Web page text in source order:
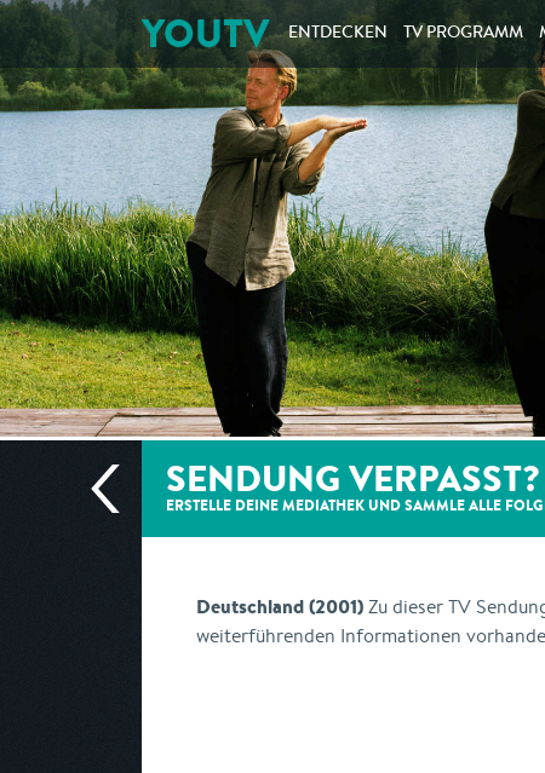
YOUTV ENTDECKEN TV PROGRAMM
SENDUNG VERPASST?
ERSTELLE DEINE MEDIATHEK UND SAMMLE ALLE
Deutschland (2001)Zu dieser TV
weiterführenden Informationen